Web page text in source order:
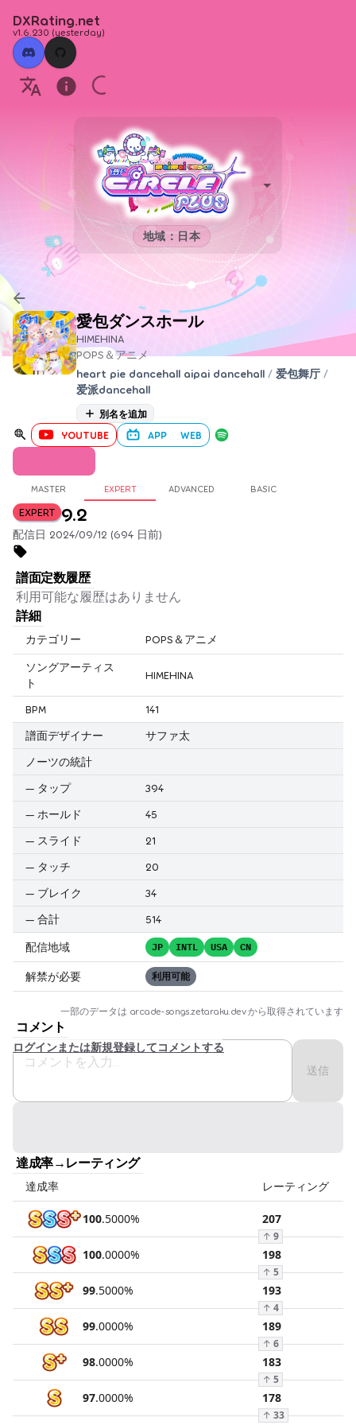
DXRating.net
v1.6.230 (yesterday)
地域：日本
愛包ダンスホール
HIMEHINA
POPS＆アニメ
heart pie dancehall aipai dancehall / 爱包舞厅 /
爱派dancehall
別名を追加
YOUTUBE APP WEB
MASTER EXPERT ADVANCED BASIC
EXPERT 9.2
配信日 2024/09/12 (694 日前)
譜面定数履歴
利用可能な履歴はありません
詳細
カテゴリー POPS＆アニメ
ソングアーティス
ト
HIMEHINA
BPM
141
譜面デザイナー
サファ太
ノーツの統計
— タップ
394
— ホールド
45
— スライド
21
— タッチ
20
— ブレイク
34
— 合計 514
配信地域 JP INTL USA CN
解禁が必要 利用可能
一部のデータは arcade-songs.zetaraku.devから取得されています
コメント
送信
ログインまたは新規登録してコメントする
達成率→レーティング
達成率 レーティング
100.5000% 207
↑ 9
100.0000% 198
↑ 5
99.5000% 193
↑ 4
99.0000% 189
↑ 6
98.0000% 183
↑ 5
97.0000% 178
↑ 33